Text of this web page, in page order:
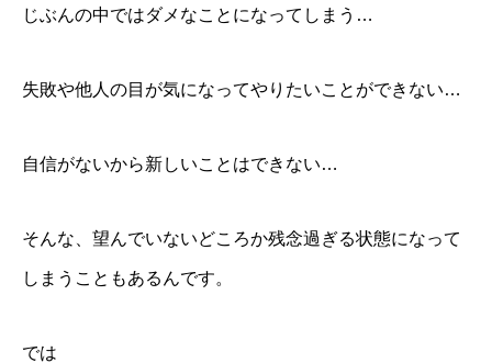
じぶんの中ではダメなことになってしまう…
失敗や他人の目が気になってやりたいことができない…
自信がないから新しいことはできない…
そんな、望んでいないどころか残念過ぎる状態になって
しまうこともあるんです。
では